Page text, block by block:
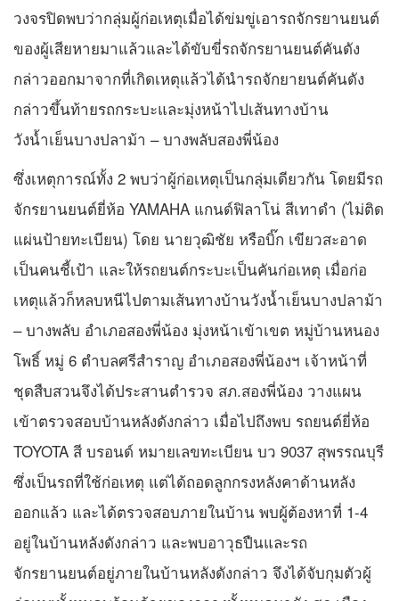
วงจรปิดพบว่ากลุ่มผู้ก่อเหตุเมื่อได้ข่มขู่เอารถจักรยานยนต์
ของผู้เสียหายมาแล้วและได้ขับขี่รถจักรยานยนต์คันดัง
กล่าวออกมาจากที่เกิดเหตุแล้วได้นำรถจักยายนต์คันดัง
กล่าวขึ้นท้ายรถกระบะและมุ่งหน้าไปเส้นทางบ้าน
วังน้ำเย็นบางปลาม้า – บางพลับสองพี่น้อง
ซึ่งเหตุการณ์ทั้ง 2 พบว่าผู้ก่อเหตุเป็นกลุ่มเดียวกัน โดยมีรถ
จักรยานยนต์ยี่ห้อ YAMAHA แกนด์ฟิลาโน่ สีเทาดำ (ไม่ติด
แผ่นป้ายทะเบียน) โดย นายวุฒิชัย หรือบิ๊ก เขียวสะอาด
เป็นคนชี้เป้า และให้รถยนต์กระบะเป็นคันก่อเหตุ เมื่อก่อ
เหตุแล้วก็หลบหนีไปตามเส้นทางบ้านวังน้ำเย็นบางปลาม้า
– บางพลับ อำเภอสองพี่น้อง มุ่งหน้าเข้าเขต หมู่บ้านหนอง
โพธิ์ หมู่ 6 ตำบลศรีสำราญ อำเภอสองพี่น้องฯ เจ้าหน้าที่
ชุดสืบสวนจึงได้ประสานตำรวจ สภ.สองพี่น้อง วางแผน
เข้าตรวจสอบบ้านหลังดังกล่าว เมื่อไปถึงพบ รถยนต์ยี่ห้อ
TOYOTA สี บรอนด์ หมายเลขทะเบียน บว 9037 สุพรรณบุรี
ซึ่งเป็นรถที่ใช้ก่อเหตุ แต่ได้ถอดลูกกรงหลังคาด้านหลัง
ออกแล้ว และได้ตรวจสอบภายในบ้าน พบผู้ต้องหาที่ 1-4
อยู่ในบ้านหลังดังกล่าว และพบอาวุธปืนและรถ
จักรยานยนต์อยู่ภายในบ้านหลังดังกล่าว จึงได้จับกุมตัวผู้